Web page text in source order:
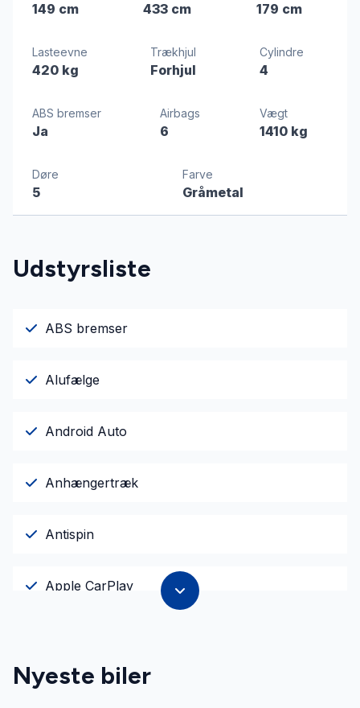
149 cm 433 cm 179 cm
Lasteevne
420 kg
Trækhjul
Forhjul
Cylindre
4
ABS bremser
Ja
Airbags
6
Vægt
1410 kg
Døre
5
Farve
Gråmetal
Udstyrsliste
ABS bremser
Alufælge
Android Auto
Anhængertræk
Antispin
Apple CarPlay
Auto. start/stop
Nyeste biler